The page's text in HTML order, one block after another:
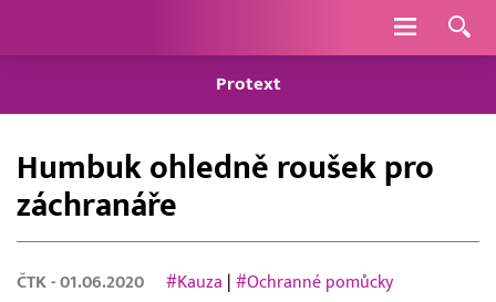
Navigace
Protext
Humbuk ohledně roušek pro
záchranáře
ČTK - 01.06.2020 #Kauza |#Ochranné pomůcky